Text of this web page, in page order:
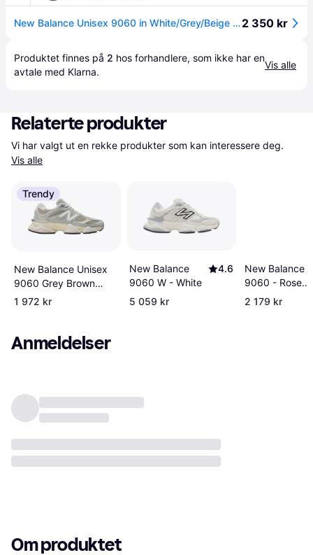
New Balance Unisex 9060 in White/Grey/Beige Suede/Mesh, size 62 350 kr
Produktet finnes på 2 hos forhandlere, som ikke har en
avtale med Klarna.
Vis alle
Relaterte produkter
Vis alle
Trendy
New Balance Unisex
9060 Grey Brown
Suede Mesh
1 972 kr
New Balance
9060 W - White
4.6
5 059 kr
New Balance
9060 - Rose
Sugar/
2 179 kr
Anmeldelser
Om produktet